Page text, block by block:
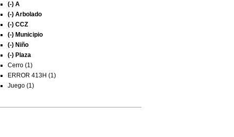
(-) A
(-) Arbolado
(-) CCZ
(-) Municipio
(-) Niño
(-) Plaza
Cerro (1)
ERROR 413H (1)
Juego (1)